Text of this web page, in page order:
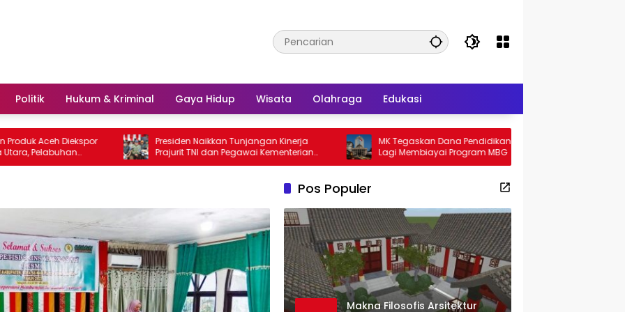
Politik Hukum & Kriminal Gaya Hidup Wisata Olahraga Edukasi
Diekspor
Presiden Naikkan Tunjangan Kinerja
Prajurit TNI dan Pegawai Kementerian
Pertahanan
MK Tegaskan Dana Pendidikan Tak Boleh
Lagi Membiayai Program MBG
Pos Populer
Makna Filosofis Arsitektur